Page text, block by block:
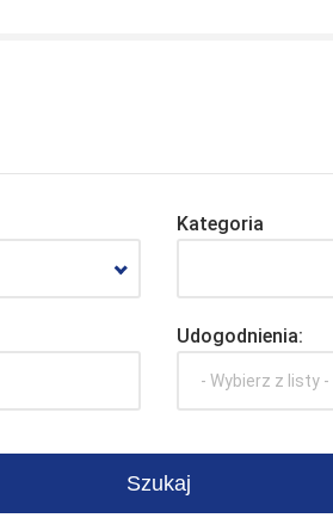
Kategoria
Udogodnienia:
- Wybierz z listy -